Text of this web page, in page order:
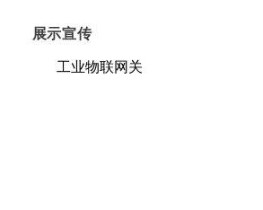
展示宣传